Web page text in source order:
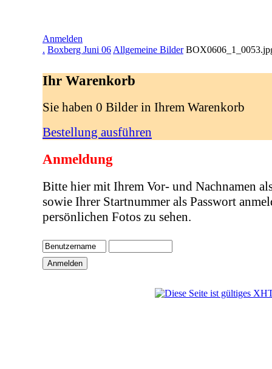
Anmelden
. Boxberg Juni 06 Allgemeine Bilder
Ihr Warenkorb
Sie haben 0 Bilder in Ihrem Warenkorb
Bestellung ausführen
Anmeldung
Bitte hier mit Ihrem Vor- und Nachnamen
sowie Ihrer Startnummer als Passwort
persönlichen Fotos zu sehen.